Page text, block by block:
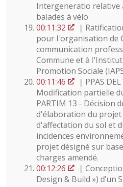
Intergeneratio relative
balades à vélo
00:11:32
|
pour l'organisation de
communication
Commune et à
Promotion Sociale
00:11:46
| PPAS
Modification partielle
PARTIM 13 - Décision
d'élaboration du
d'affectation du sol et
incidences
projet désigné sur
charges amendé.
00:12:26
|
Design & Build ») d’un